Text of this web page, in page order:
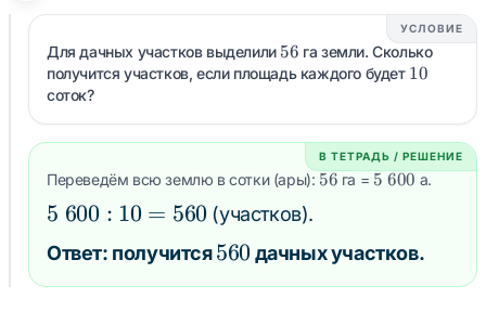
УСЛОВИЕ
Для дачных участков выделили 56
56 га земли. Сколько
получится участков, если площадь каждого будет 10
10
соток?
В ТЕТРАДЬ / РЕШЕНИЕ
Переведём всю землю в сотки (ары): 56
56 га = 5\;600
5 600 а.
5\;600
: 10 =
560
5 600 : 10 = 560(участков).
Ответ: получится560
560дачных участков.